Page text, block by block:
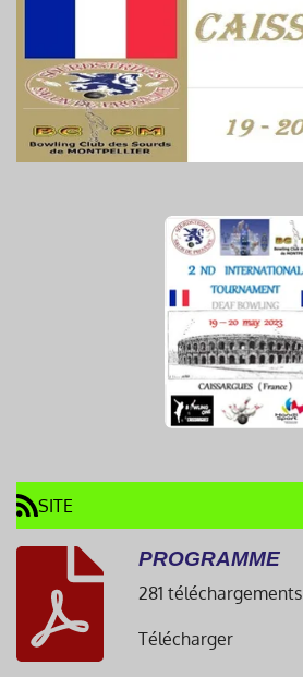
SITE
PROGRAMME
281 téléchargements
Télécharger